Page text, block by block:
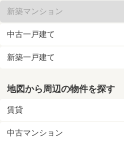
新築マンション
中古一戸建て
新築一戸建て
地図から周辺の物件を探す
賃貸
中古マンション